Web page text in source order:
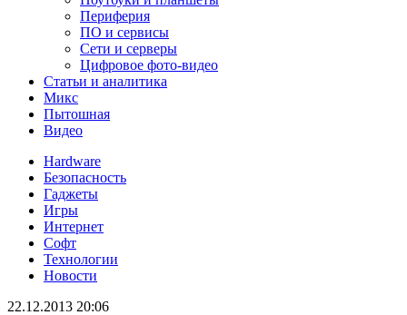
Периферия
ПО и сервисы
Сети и серверы
Цифровое фото-видео
Статьи и аналитика
Микс
Пытошная
Видео
Hardware
Безопасность
Гаджеты
Игры
Интернет
Софт
Технологии
Новости
22.12.2013 20:06